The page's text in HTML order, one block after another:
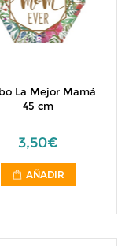
La Mejor Mamá
45 cm
3,50€
AÑADIR